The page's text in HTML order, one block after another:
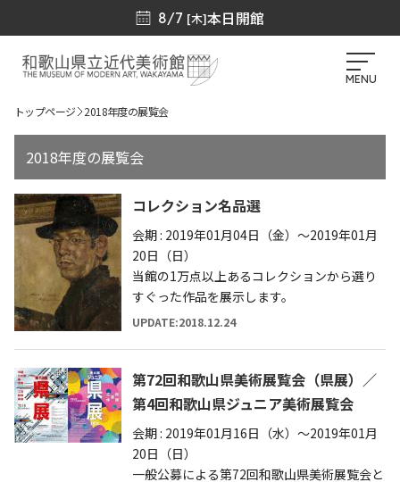
8/7 [木]本日開館
MENU
トップページ 2018年度の展覧会
2018年度の展覧会
コレクション名品選
会期 : 2019年01月04日（金）～2019年01月
20日（日）
当館の1万点以上あるコレクションから選り
すぐった作品を展示します。
UPDATE:2018.12.24
第72回和歌山県美術展覧会（県展）／
第4回和歌山県ジュニア美術展覧会
会期 : 2019年01月16日（水）～2019年01月
20日（日）
一般公募による第72回和歌山県美術展覧会と